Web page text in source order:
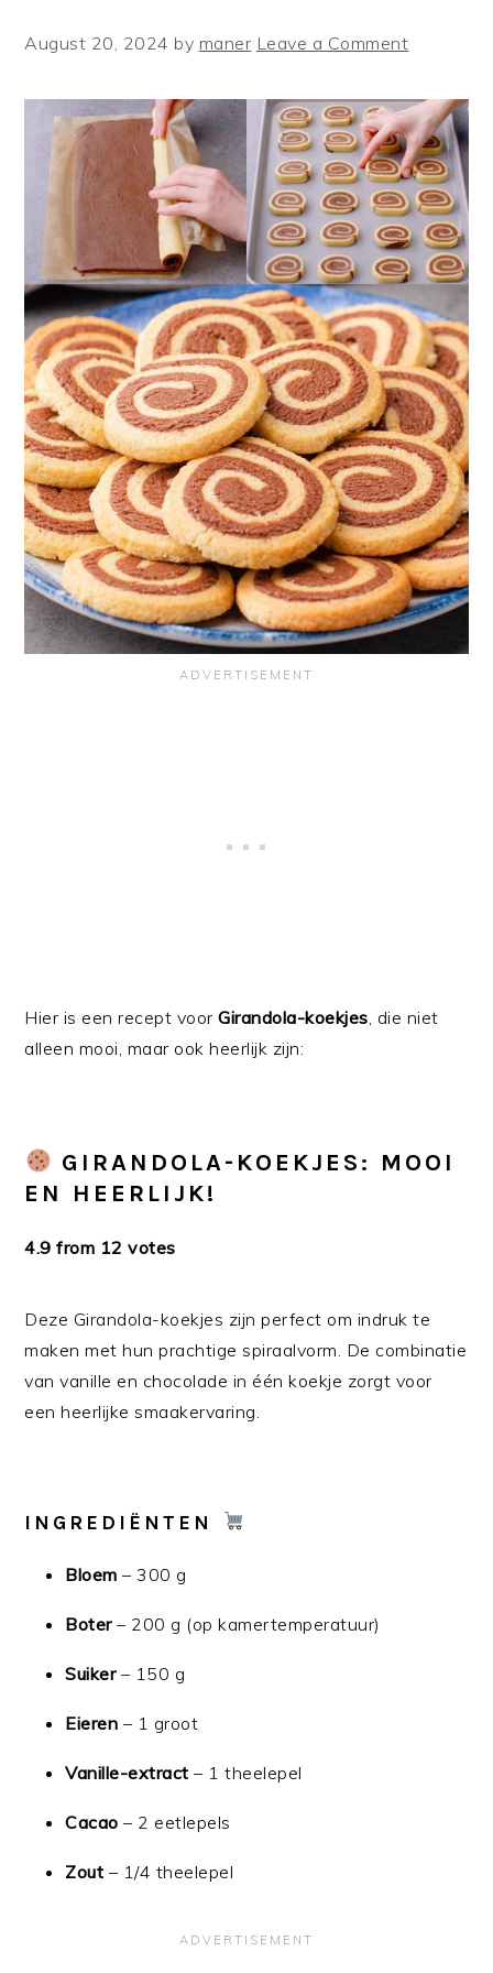
August 20, 2024 by maner Leave a Comment
Hier is een recept voorGirandola-koekjes , die niet
alleen mooi, maar ook heerlijk zijn:
GIRANDOLA-KOEKJES: MOOI
EN HEERLIJK!
4.9 from 12 votes
Deze Girandola-koekjes zijn perfect om indruk te
maken met hun prachtige spiraalvorm. De combinatie
van vanille en chocolade in één koekje zorgt voor
een heerlijke smaakervaring.
INGREDIËNTEN
Bloem – 300 g
Boter– 200 g (op kamertemperatuur)
Suiker– 150 g
Eieren – 1 groot
Vanille-extract – 1 theelepel
Cacao – 2 eetlepels
Zout – 1/4 theelepel